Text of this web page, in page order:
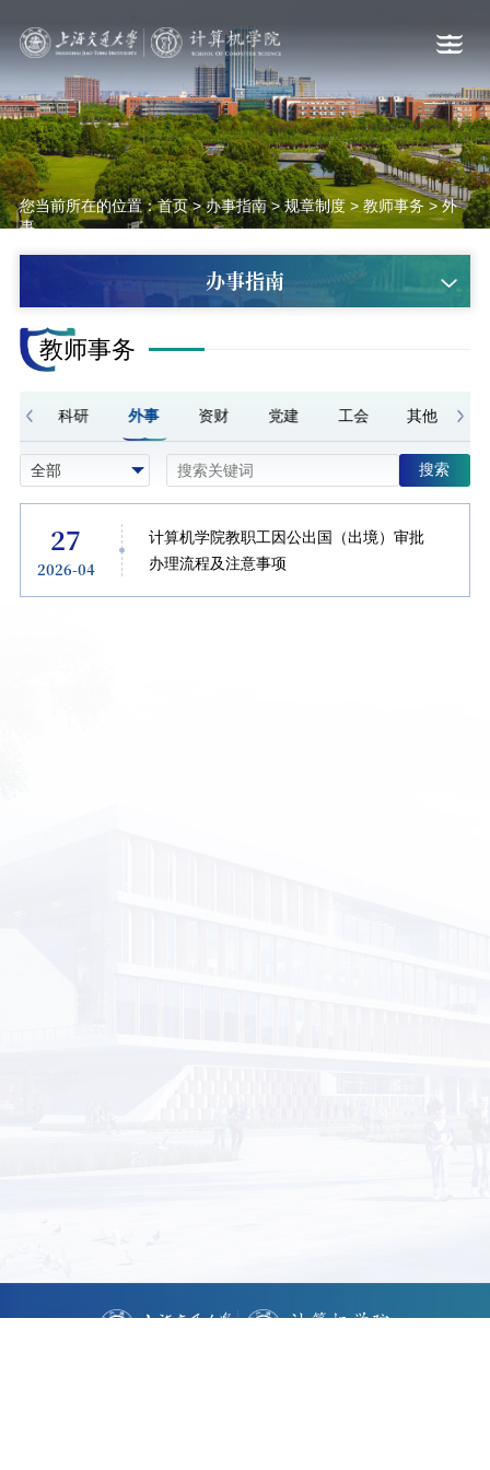
您当前所在的位置：首页>办事指南>规章制度> 教师事务 >外
事
办事指南
教师事务
科研 外事 资财 党建 工会 其他
搜索
27
2026-04
计算机学院教职工因公出国（出境）审批
办理流程及注意事项